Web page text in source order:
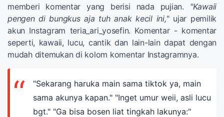
memberi komentar yang berisi nada pujian. "Kawaii
pengen di bungkus aja tuh anak kecil ini," ujar pemilik
akun Instagram teria_ari_yosefin. Komentar - komentar
seperti, kawaii, lucu, cantik dan lain-lain dapat dengan
mudah ditemukan di kolom komentar Instagramnya.
"Sekarang haruka main sama tiktok ya, main
sama akunya kapan." "Inget umur weii, asli lucu
bgt." "Ga bisa bosen liat tingkah lakunya:"